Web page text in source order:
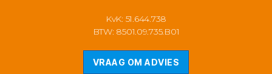
KvK: 51.644.738
BTW: 8501.09.735.B01
VRAAG OM ADVIES